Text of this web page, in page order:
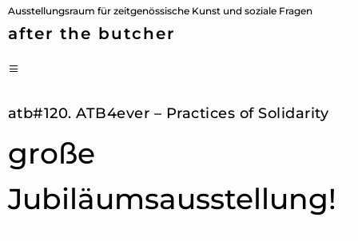
Ausstellungsraum für zeitgenössische Kunst und soziale Fragen
after the butcher
Zum
Inhalt
atb#120. ATB4ever – Practices of Solidarity
große
Jubiläumsausstellung!